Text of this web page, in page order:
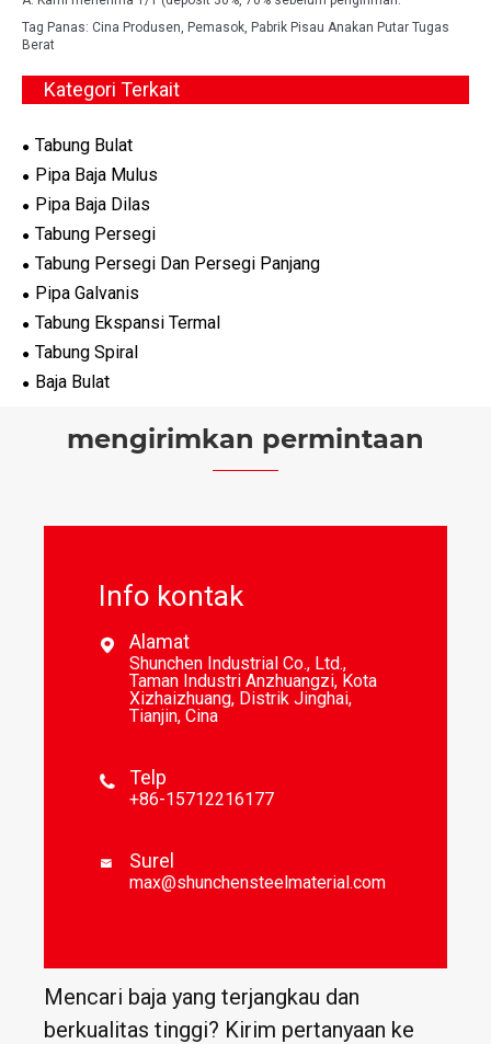
Tag Panas: Cina Produsen, Pemasok, Pabrik Pisau Anakan Putar Tugas
Berat
Kategori Terkait
Tabung Bulat
Pipa Baja Mulus
Pipa Baja Dilas
Tabung Persegi
Tabung Persegi Dan Persegi Panjang
Pipa Galvanis
Tabung Ekspansi Termal
Tabung Spiral
Baja Bulat
mengirimkan permintaan
Info kontak
 Alamat
Shunchen Industrial Co., Ltd.,
Taman Industri Anzhuangzi, Kota
Xizhaizhuang, Distrik Jinghai,
Tianjin, Cina
 Telp
+86-15712216177
 Surel
max@shunchensteelmaterial.com
Mencari baja yang terjangkau dan
berkualitas tinggi? Kirim pertanyaan ke